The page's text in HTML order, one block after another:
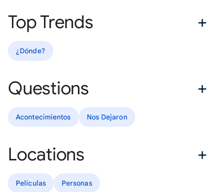
Top Trends
¿Dónde?
Questions
Acontecimientos Nos Dejaron
Locations
Películas Personas